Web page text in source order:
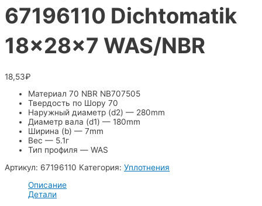
67196110 Dichtomatik
18x28x7 WAS/NBR
18,53₽
Материал 70 NBR NB707505
Твердость по Шору 70
Наружный диаметр (d2) — 280mm
Диаметр вала (d1) — 180mm
Ширина (b) — 7mm
Вес — 5.1г
Тип профиля — WAS
Артикул: 67196110 Категория: Уплотнения
Описание
Детали